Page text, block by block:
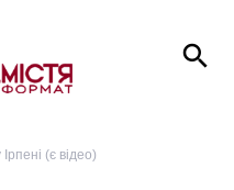
search
(є відео)